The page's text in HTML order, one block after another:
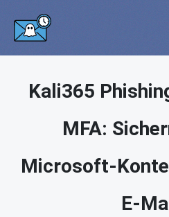
Kali365
MFA:
Microsoft-
E-